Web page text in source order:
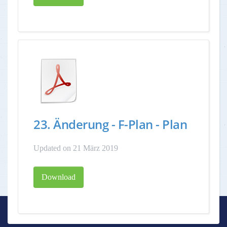
23. Änderung - F-Plan - Plan
Updated on 21 März 2019
Download